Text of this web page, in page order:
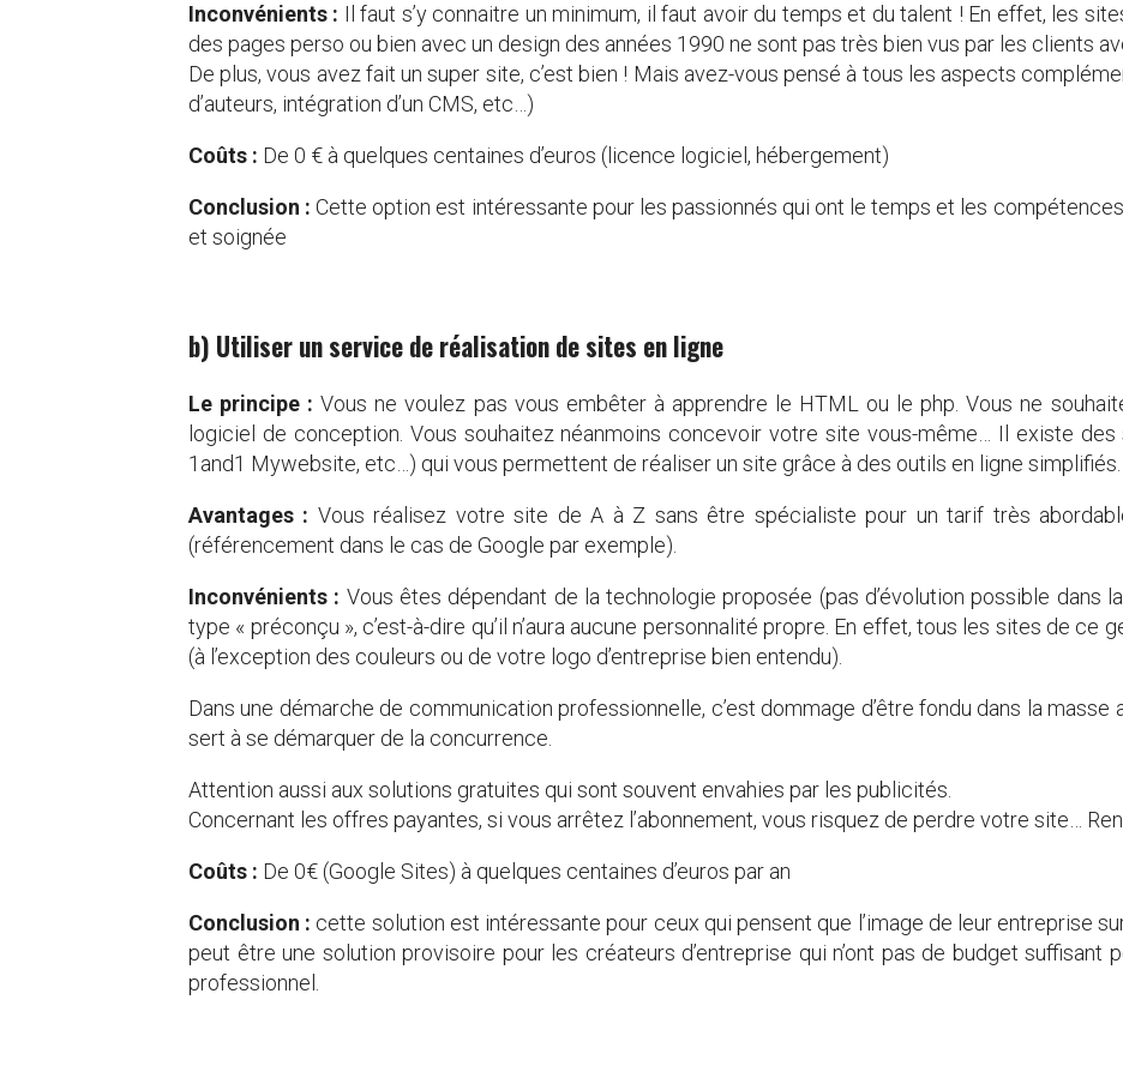
Inconvénients : Il faut s’y connaitre un minimum, il faut avoir du temps et du talent ! En effet, les
des pages perso ou bien avec un design des années 1990 ne sont pas très bien vus par les clients
De plus, vous avez fait un super site, c’est bien ! Mais avez-vous pensé à tous les aspects
d’auteurs, intégration d’un CMS, etc…)
Coûts : De 0 € à quelques centaines d’euros (licence logiciel, hébergement)
Conclusion : Cette option est intéressante pour les passionnés qui ont le temps et les
et soignée
b) Utiliser un service de réalisation de sites en ligne
Le principe :Vous ne voulez pas vous embêter à apprendre le HTML ou le php. Vous ne
logiciel de conception. Vous souhaitez néanmoins concevoir votre site vous-même… Il existe
1and1 Mywebsite, etc…) qui vous permettent de réaliser un site grâce à des outils en ligne simplifiés.
Avantages : Vous réalisez votre site de A à Z sans être spécialiste pour un tarif très
(référencement dans le cas de Google par exemple).
Inconvénients : Vous êtes dépendant de la technologie proposée (pas d’évolution possible dans
type « préconçu », c’est-à-dire qu’il n’aura aucune personnalité propre. En effet, tous les sites de ce
(à l’exception des couleurs ou de votre logo d’entreprise bien entendu).
Dans une démarche de communication professionnelle, c’est dommage d’être fondu dans la masse
sert à se démarquer de la concurrence.
Attention aussi aux solutions gratuites qui sont souvent envahies par les publicités.
Concernant les offres payantes, si vous arrêtez l’abonnement, vous risquez de perdre votre site…
Coûts : De 0€ (Google Sites) à quelques centaines d’euros par an
Conclusion : cette solution est intéressante pour ceux qui pensent que l’image de leur entreprise
peut être une solution provisoire pour les créateurs d’entreprise qui n’ont pas de budget suffisant
professionnel.